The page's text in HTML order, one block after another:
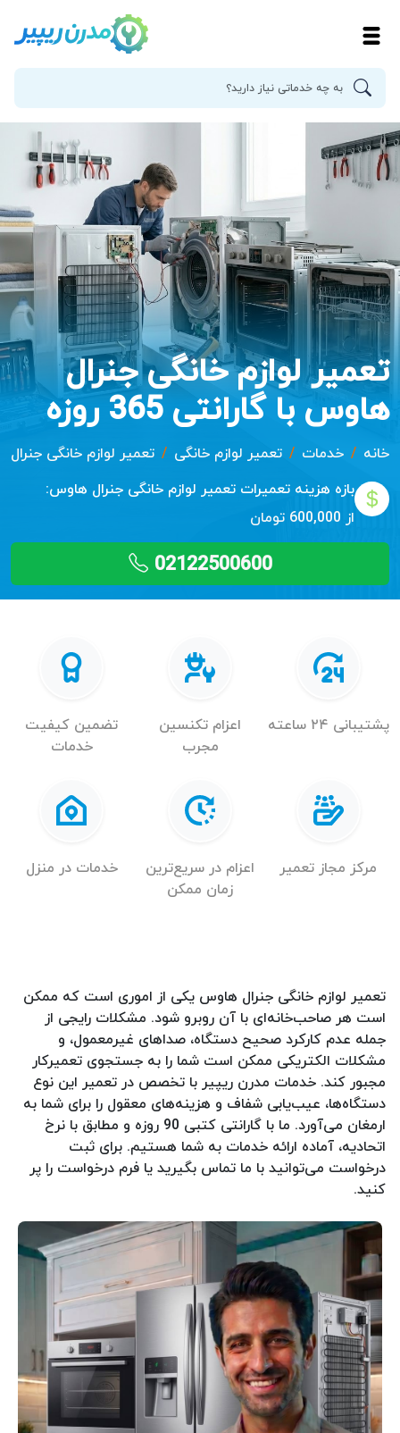
تعمیر لوازم خانگی جنرال
هاوس با گارانتی 365 روزه
خانه خدمات تعمیر لوازم خانگی
تعمیر لوازم خانگی
بازه هزینه تعمیرات تعمیر لوازم خانگی جنرال هاوس:
از 600,000 تومان
02122500600
پشتیبانی ۲۴ ساعته
اعزام تکنسین
مجرب
تضمین کیفیت
خدمات
مرکز مجاز تعمیر
اعزام در سریع‌ترین
زمان ممکن
خدمات در منزل
تعمیر لوازم خانگی جنرال هاوس یکی از اموری است که ممکن
است هر صاحب‌خانه‌ای با آن روبرو شود. مشکلات رایجی از
جمله عدم کارکرد صحیح دستگاه، صداهای غیرمعمول، و
مشکلات الکتریکی ممکن است شما را به جستجوی تعمیرکار
مجبور کند. خدمات مدرن ریپیر با تخصص در تعمیر این نوع
دستگاه‌ها، عیب‌یابی شفاف و هزینه‌های معقول را برای شما به
ارمغان می‌آورد. ما با گارانتی کتبی 90 روزه و مطابق با نرخ
اتحادیه، آماده ارائه خدمات به شما هستیم. برای ثبت
درخواست می‌توانید با ما تماس بگیرید یا فرم درخواست را پر
کنید.